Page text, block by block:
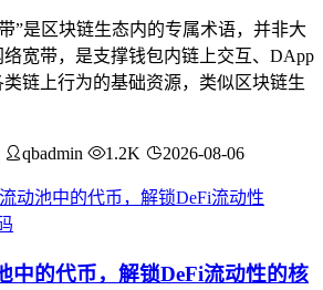
”是区块链生态内的专属术语，并非大
宽带，是支撑钱包内链上交互、DApp
链上行为的基础资源，类似区块链生
qbadmin 1.2K 2026-08-06
中的代币，解锁DeFi流动性的核